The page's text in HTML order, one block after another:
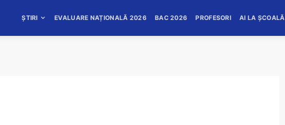
ȘTIRI EVALUARE NAȚIONALĂ 2026 BAC 2026 PROFESORI AI LA ȘCOALĂ